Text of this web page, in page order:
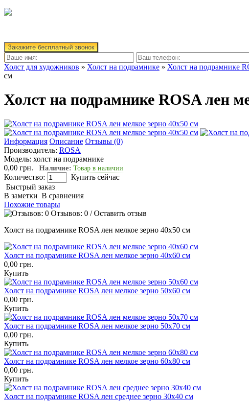
Закажите бесплатный звонок
Холст для художников » Холст на подрамнике » Холст на подрамнике
см
Холст на подрамнике ROSA лен
Информация Описание Отзывы (0)
Производитель: ROSA
Модель: холст на подрамнике
0,00 грн. Наличие: Товар в наличии
Количество:
Купить сейчас
Быстрый заказ
В заметки В сравнения
Похожие товары
Отзывов: 0 /Оставить отзыв
Холст на подрамнике ROSA лен мелкое зерно 40х50 см
Холст на подрамнике ROSA лен мелкое зерно 40х60 см
0,00 грн.
Купить
Холст на подрамнике ROSA лен мелкое зерно 50х60 см
0,00 грн.
Купить
Холст на подрамнике ROSA лен мелкое зерно 50х70 см
0,00 грн.
Купить
Холст на подрамнике ROSA лен мелкое зерно 60х80 см
0,00 грн.
Купить
Холст на подрамнике ROSA лен среднее зерно 30х40 см